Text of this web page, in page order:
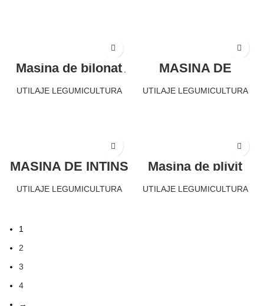
Masina de bilonat
rotativa cu carcasă
posterioară pentru
brazde mari și
UTILAJE LEGUMICULTURA
MASINA DE
BILONAT VR76
CHECCHI&MAGLI
UTILAJE LEGUMICULTURA
MASINA DE INTINS
FOLIE PS14PLUS
CHECCHI&MAGLI
UTILAJE LEGUMICULTURA
Masina de plivit
FOCAS Classic
VANHOUCKE
UTILAJE LEGUMICULTURA
1
2
3
4